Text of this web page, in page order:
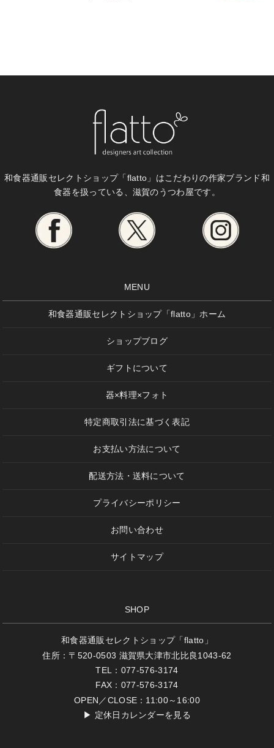
和食器通販セレクトショップ「flatto」はこだわりの作家ブランド和
食器を扱っている、滋賀のうつわ屋です。
MENU
和食器通販セレクトショップ「flatto」ホーム
ショップブログ
ギフトについて
器×料理×フォト
特定商取引法に基づく表記
お支払い方法について
配送方法・送料について
プライバシーポリシー
お問い合わせ
サイトマップ
SHOP
和食器通販セレクトショップ「flatto」
住所：〒520-0503 滋賀県大津市北比良1043-62
TEL：077-576-3174
FAX：077-576-3174
OPEN／CLOSE：11:00～16:00
▶ 定休日カレンダーを見る